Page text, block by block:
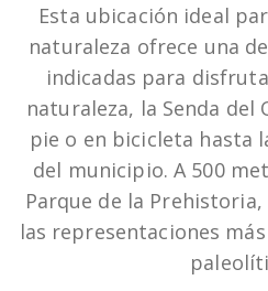
Esta ubicación ideal
naturaleza ofrece una
indicadas para
naturaleza, la Senda
pie o en bicicleta hasta
del municipio. A 500
Parque de la
las representaciones